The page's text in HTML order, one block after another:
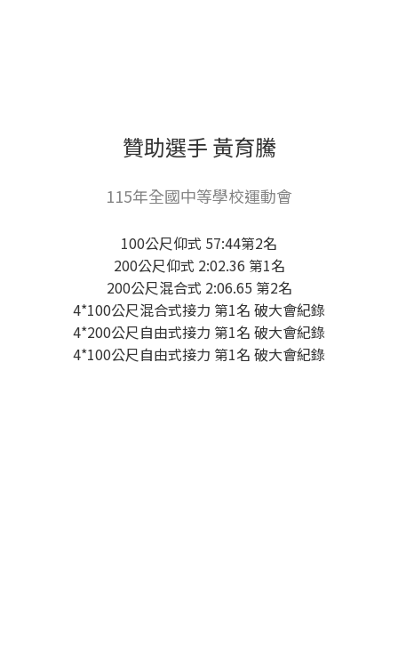
贊助選手 黃育騰
115年全國中等學校運動會
100公尺仰式 57:44第2名
200公尺仰式 2:02.36 第1名
200公尺混合式 2:06.65 第2名
4*100公尺混合式接力 第1名 破大會紀錄
4*200公尺自由式接力 第1名 破大會紀錄
4*100公尺自由式接力 第1名 破大會紀錄